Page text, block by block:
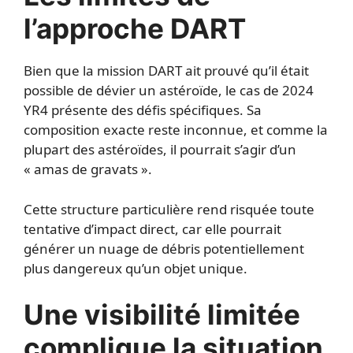
l’approche DART
Bien que la mission DART ait prouvé qu’il était
possible de dévier un astéroïde, le cas de 2024
YR4 présente des défis spécifiques. Sa
composition exacte reste inconnue, et comme la
plupart des astéroïdes, il pourrait s’agir d’un
« amas de gravats ».
Cette structure particulière rend risquée toute
tentative d’impact direct, car elle pourrait
générer un nuage de débris potentiellement
plus dangereux qu’un objet unique.
Une visibilité limitée